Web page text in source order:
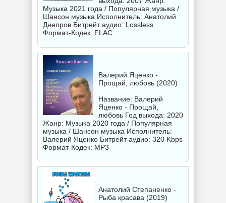
Музыка 2021 года / Популярная музыка /
Шансон музыка Исполнитель: Анатолий
Днепров Битрейт аудио: Lossless
Формат-Кодек: FLAC
Валерий Яценко -
Прощай, любовь (2020)
Название: Валерий
Яценко - Прощай,
любовь Год выхода: 2020
Жанр: Музыка 2020 года / Популярная
музыка / Шансон музыка Исполнитель:
Валерий Яценко Битрейт аудио: 320 Kbps
Формат-Кодек: MP3
Анатолий Степаненко -
Рыба красава (2019)